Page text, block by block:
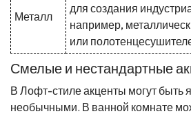
Металл
для создания
например,
или
Смелые и нестандартные
В Лофт-стиле акценты могут быть
необычными. В ванной комнате